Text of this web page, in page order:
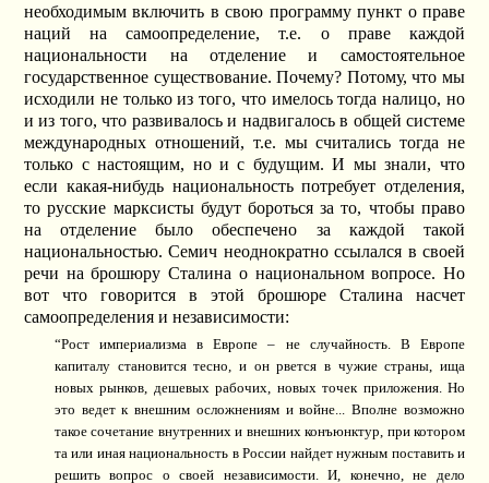
необходимым включить в свою программу пункт о праве
наций на самоопределение, т.е. о праве каждой
национальности на отделение и самостоятельное
государственное существование. Почему? Потому, что мы
исходили не только из того, что имелось тогда налицо, но
и из того, что развивалось и надвигалось в общей системе
международных отношений, т.е. мы считались тогда не
только с настоящим, но и с будущим. И мы знали, что
если какая-нибудь национальность потребует отделения,
то русские марксисты будут бороться за то, чтобы право
на отделение было обеспечено за каждой такой
национальностью. Семич неоднократно ссылался в своей
речи на брошюру Сталина о национальном вопросе. Но
вот что говорится в этой брошюре Сталина насчет
самоопределения и независимости:
“Рост империализма в Европе – не случайность. В Европе
капиталу становится тесно, и он рвется в чужие страны, ища
новых рынков, дешевых рабочих, новых точек приложения. Но
это ведет к внешним осложнениям и войне... Вполне возможно
такое сочетание внутренних и внешних конъюнктур, при котором
та или иная национальность в России найдет нужным поставить и
решить вопрос о своей независимости. И, конечно, не дело